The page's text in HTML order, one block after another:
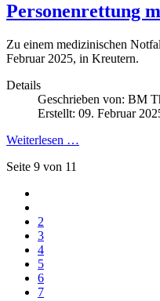
Personenrettung
Zu einem medizinischen
Februar 2025, in Kreutern.
Details
Geschrieben von: BM
Erstellt: 09. Februar
Weiterlesen …
Seite 9 von 11
2
3
4
5
6
7